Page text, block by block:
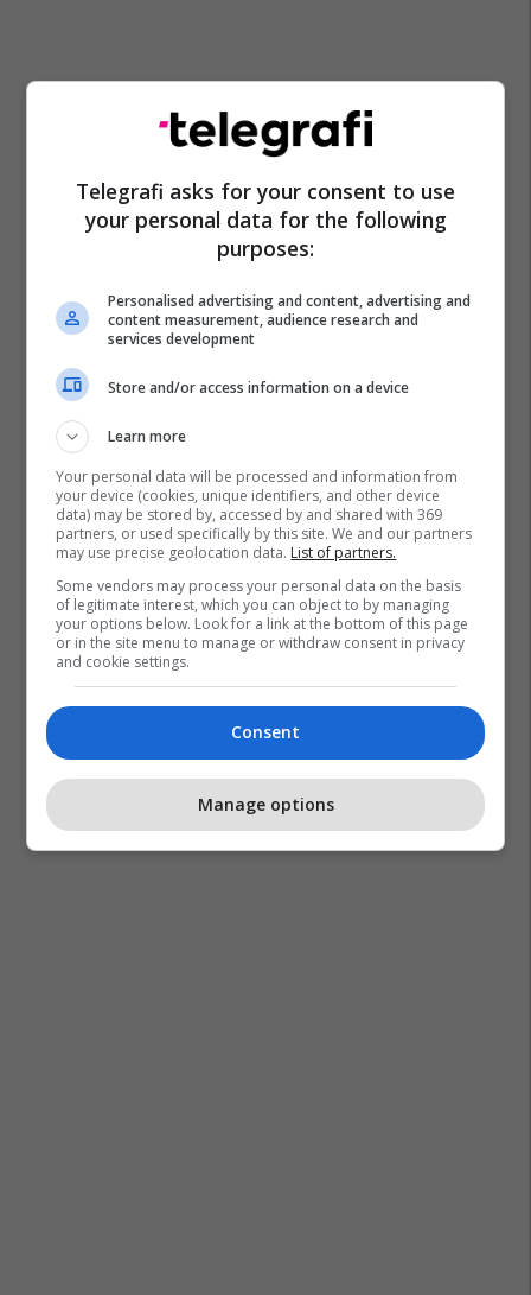
Telegrafi asks for your consent to use
your personal data for the following
purposes:
Personalised advertising and content, advertising and
content measurement, audience research and
services development
Store and/or access information on a device
Learn more
Your personal data will be processed and information from
your device (cookies, unique identifiers, and other device
data) may be stored by, accessed by and shared with 369
partners, or used specifically by this site. We and our partners
may use precise geolocation data. List of partners.
Some vendors may process your personal data on the basis
of legitimate interest, which you can object to by managing
your options below. Look for a link at the bottom of this page
or in the site menu to manage or withdraw consent in privacy
and cookie settings.
Consent
Manage options